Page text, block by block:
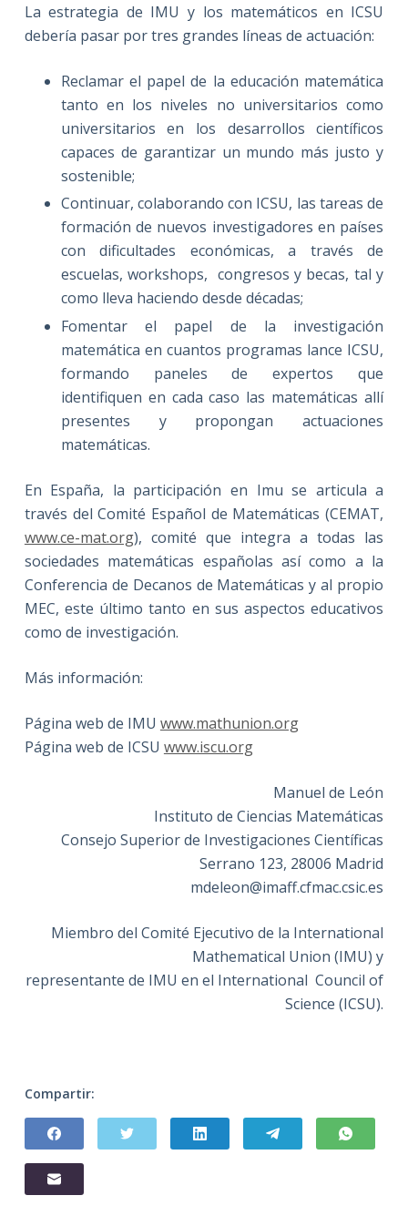
La estrategia de IMU y los matemáticos en ICSU
debería pasar por tres grandes líneas de actuación:
Reclamar el papel de la educación matemática
tanto en los niveles no universitarios como
universitarios en los desarrollos científicos
capaces de garantizar un mundo más justo y
sostenible;
Continuar, colaborando con ICSU, las tareas de
formación de nuevos investigadores en países
con dificultades económicas, a través de
escuelas, workshops, congresos y becas, tal y
como lleva haciendo desde décadas;
Fomentar el papel de la investigación
matemática en cuantos programas lance ICSU,
formando paneles de expertos que
identifiquen en cada caso las matemáticas allí
presentes y propongan actuaciones
matemáticas.
En España, la participación en Imu se articula a
través del Comité Español de Matemáticas (CEMAT,
www.ce-mat.org), comité que integra a todas las
sociedades matemáticas españolas así como a la
Conferencia de Decanos de Matemáticas y al propio
MEC, este último tanto en sus aspectos educativos
como de investigación.
Más información:
Página web de IMU www.mathunion.org
Página web de ICSU www.iscu.org
Manuel de León
Instituto de Ciencias Matemáticas
Consejo Superior de Investigaciones Científicas
Serrano 123, 28006 Madrid
mdeleon@imaff.cfmac.csic.es
Miembro del Comité Ejecutivo de la International
Mathematical Union (IMU) y
representante de IMU en el International Council of
Science (ICSU).
Compartir: